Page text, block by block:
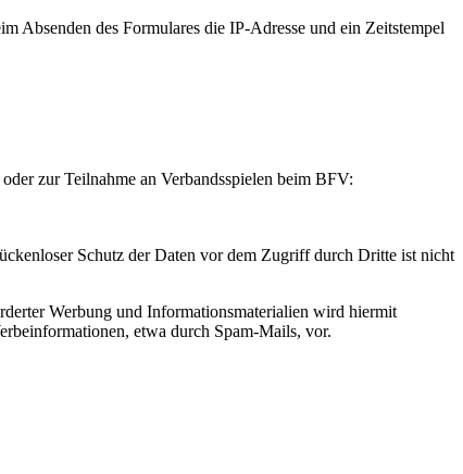
Absenden des Formulares die IP-Adresse und ein Zeitstempel
zur Teilnahme an Verbandsspielen beim BFV:
Schutz der Daten vor dem Zugriff durch Dritte ist nicht
Werbung und Informationsmaterialien wird hiermit
etwa durch Spam-Mails, vor.